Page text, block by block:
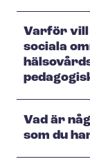
Varför vill
sociala
Vad är
som du